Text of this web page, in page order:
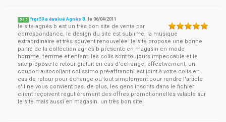
5 / 5 frgr59 a évalué Agnès B. le06/04/2011
le site agnés b est un très bon site de vente par
correspondance. le design du site est sublime, la musique
extraordinaire et très souvent renouvelée. le site propose une bonne
partie de la collection agnés b présente en magasin en mode
homme, femme et enfant. les colis sont toujours impeccable et le
site propose le retour gratuit en cas d'échange, effectivement, un
coupon autocollant colissimo pré-affranchi est joint à votre colis en
cas de retour pour échange ou tout simplement pour rendre l'article
s'il ne vous convient pas. de plus, les gens inscrits dans le fichier
client reçoivent régulièrement des offres promotionnelles valable sur
le site mais aussi en magasin. un très bon site!